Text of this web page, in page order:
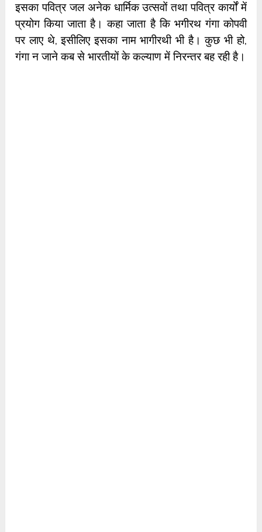
इसका पवित्र जल अनेक धार्मिक उत्सवों तथा पवित्र कार्यों में
प्रयोग किया जाता है। कहा जाता है कि भगीरथ गंगा कोपवी
पर लाए थे, इसीलिए इसका नाम भागीरथी भी है। कुछ भी हो,
गंगा न जाने कब से भारतीयों के कल्याण में निरन्तर बह रही है।